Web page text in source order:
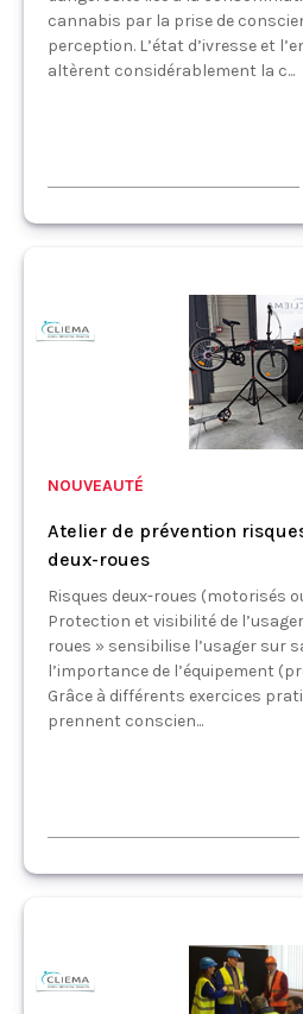
cannabis par la prise de
perception. L’état d’ivresse et
altèrent considérablement la c...
NOUVEAUTÉ
Atelier de prévention
deux-roues
Risques deux-roues (motorisés
Protection et visibilité de
roues » sensibilise l’usager sur
l’importance de l’équipement
Grâce à différents exercices
prennent conscien...